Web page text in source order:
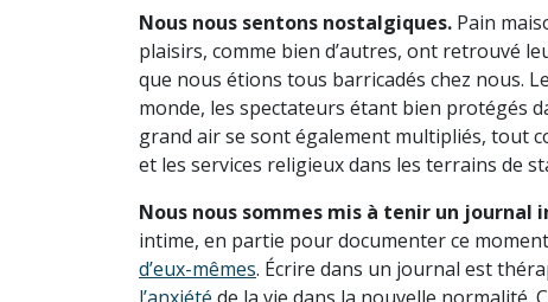
Nous nous sentons nostalgiques. Pain
plaisirs, comme bien d’autres, ont retrouvé
que nous étions tous barricadés chez nous.
monde, les spectateurs étant bien protégés
grand air se sont également multipliés, tout
et les services religieux dans les terrains de
Nous nous sommes mis à tenir un journal
intime, en partie pour documenter ce
d’eux-mêmes. Écrire dans un journal est